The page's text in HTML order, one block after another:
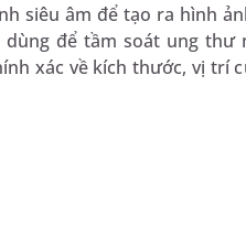
siêu âm để tạo ra hình
để tầm soát ung thư
xác về kích thước, vị trí